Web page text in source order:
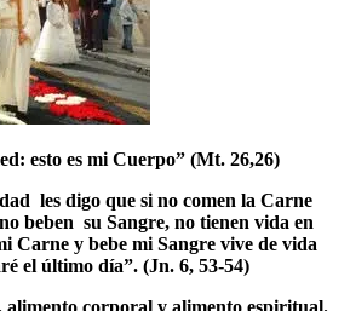
esto es mi Cuerpo” (Mt. 26,26)
les digo que si no comen la Carne
beben su Sangre, no tienen vida en
Carne y bebe mi Sangre vive de vida
el último día”. (Jn. 6, 53-54)
alimento corporal y alimento espiritual.